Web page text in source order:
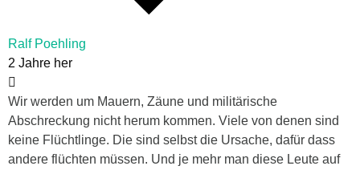
Ralf Poehling
2 Jahre her
Wir werden um Mauern, Zäune und militärische
Abschreckung nicht herum kommen. Viele von denen sind
keine Flüchtlinge. Die sind selbst die Ursache, dafür dass
andere flüchten müssen. Und je mehr man diese Leute auf